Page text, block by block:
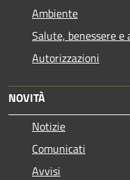
Ambiente
Salute, benessere e
Autorizzazioni
NOVITÀ
Notizie
Comunicati
Avvisi